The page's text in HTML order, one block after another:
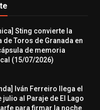
Sting convierte la
de Toros de Granada en
de memoria
(15/07/2026)
Iván Ferreiro llega el
julio al Paraje de El Lago
para firmar la noche